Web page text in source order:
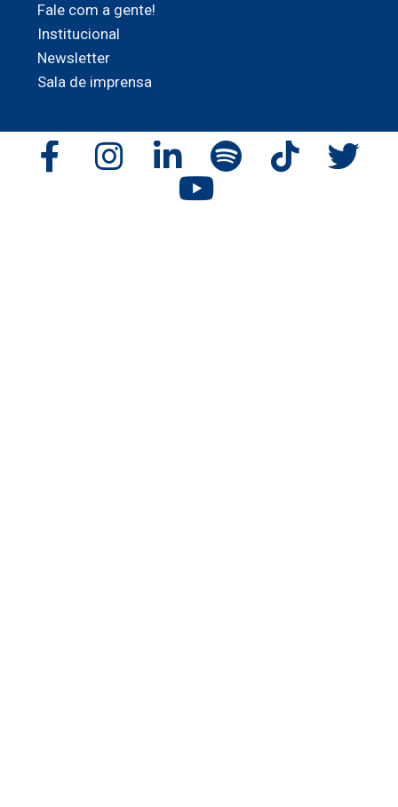
Fale com a gente!
Institucional
Newsletter
Sala de imprensa